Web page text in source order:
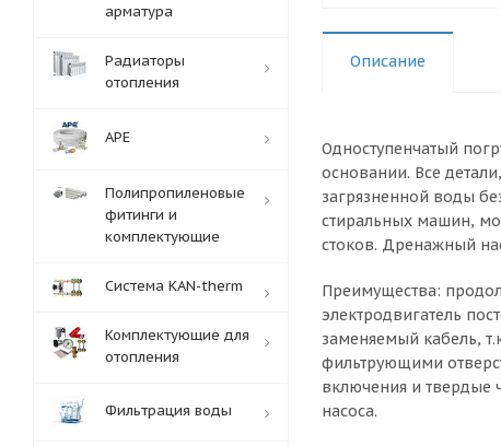
Описание
Одноступенчатый
основании. Все
загрязненной воды
стиральных машин,
стоков. Дренажный
Преимущества:
электродвигатель
заменяемый кабель,
фильтрующими
включения и твердые
насоса.
арматура
Радиаторы
отопления
APE
Полипропиленовые
фитинги и
комплектующие
Система KAN-therm
Комплектующие для
отопления
Фильтрация воды